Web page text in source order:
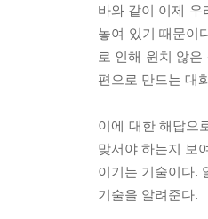
바와 같이 이제 우
놓여 있기 때문이
로 인해 원치 않
편으로 만드는 대
이에 대한 해답으
맞서야 하는지 보
이기는 기술이다.
기술을 알려준다.